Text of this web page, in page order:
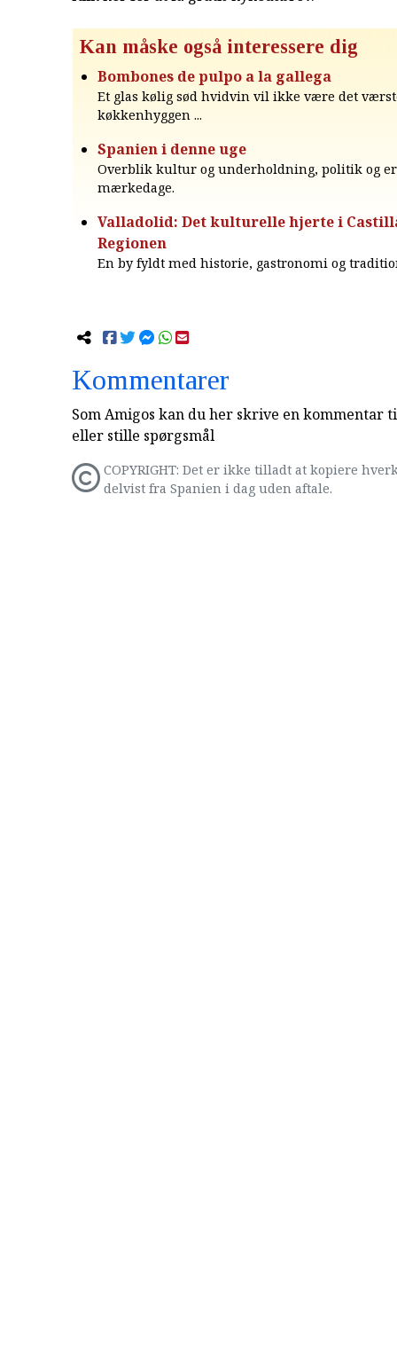
Kan måske også interessere dig
Bombones de pulpo a la gallega
Et glas kølig sød hvidvin vil ikke være det
køkkenhyggen ...
Spanien i denne uge
Overblik kultur og underholdning, politik og
mærkedage.
Valladolid: Det kulturelle hjerte i
Regionen
En by fyldt med historie, gastronomi og
Kommentarer
Som Amigos kan du her skrive en kommentar
eller stille spørgsmål
COPYRIGHT: Det er ikke tilladt at kopiere
delvist fra Spanien i dag uden aftale.